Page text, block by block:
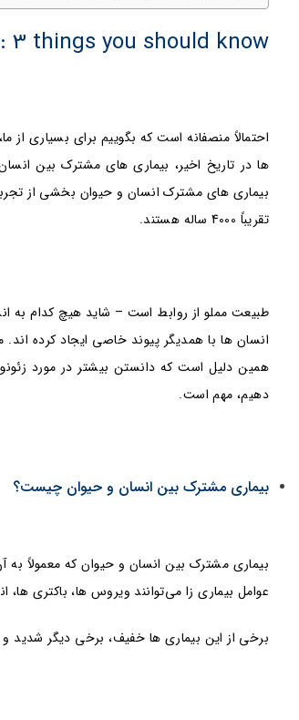
3 things you should know
احتمالاً منصفانه است که بگوییم برای بسیاری از
بیماری های مشترک انسان و حیوان بخشی از
تقریباً 4000 ساله هستند.
طبیعت مملو از روابط است – شاید هیچ کدام به
انسان ها با همدیگر پیوند خاصی ایجاد کرده
همین دلیل است که دانستن بیشتر در مورد
دهیم، مهم است.
بیماری مشترک بین انسان و حیوان چیست؟
بیماری مشترک بین انسان و حیوان که معمولاً به
عوامل بیماری زا می‌توانند ویروس ها، باکتری
برخی از این بیماری ها خفیف، برخی دیگر شدید